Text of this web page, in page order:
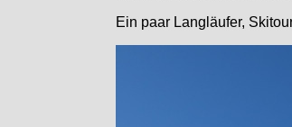
Ein paar Langläufer,